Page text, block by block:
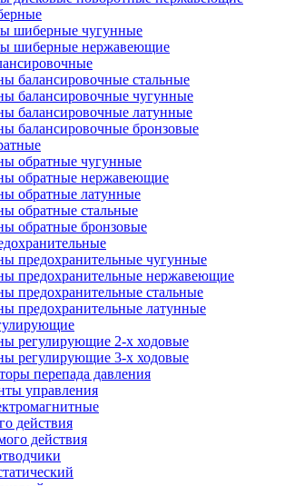
шиберные чугунные
шиберные нержавеющие
балансировочные стальные
балансировочные чугунные
балансировочные латунные
балансировочные бронзовые
обратные чугунные
обратные нержавеющие
обратные латунные
обратные стальные
обратные бронзовые
предохранительные чугунные
предохранительные нержавеющие
предохранительные стальные
предохранительные латунные
регулирующие 2-х ходовые
регулирующие 3-х ходовые
перепада давления
управления
действия
действия